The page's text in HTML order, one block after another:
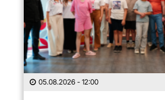
05.08.2026 - 12:00